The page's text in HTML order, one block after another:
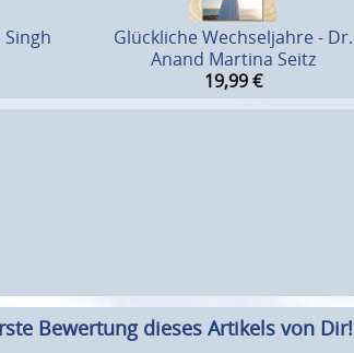
Glückliche Wechseljahre - Dr.
Anand Martina Seitz
19,99 €
Bewertung dieses Artikels von Dir!